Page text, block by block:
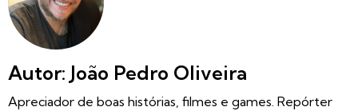
Autor: João Pedro Oliveira
Apreciador de boas histórias, filmes e games. Repórter